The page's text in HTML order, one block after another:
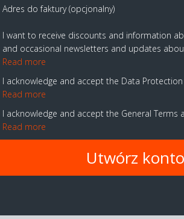
Adres do faktury (opcjonalny)
I want to receive discounts and information
and occasional newsletters and updates
Read more
I acknowledge and accept the Data
Read more
I acknowledge and accept the General Terms
Read more